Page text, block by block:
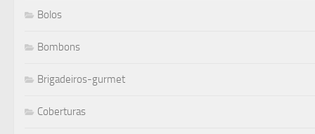
Bolos
Bombons
Brigadeiros-gurmet
Coberturas